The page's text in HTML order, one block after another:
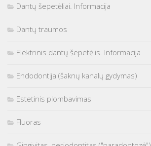
Dantų šepetėliai. Informacija
Dantų traumos
Elektrinis dantų šepetėlis. Informacija
Endodontija (šaknų kanalų gydymas)
Estetinis plombavimas
Fluoras